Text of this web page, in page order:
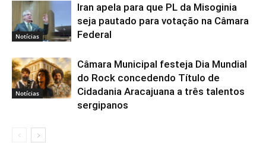
Notícias
Iran apela para que PL da Misoginia
seja pautado para votação na Câmara
Federal
Notícias
Câmara Municipal festeja Dia Mundial
do Rock concedendo Título de
Cidadania Aracajuana a três talentos
sergipanos